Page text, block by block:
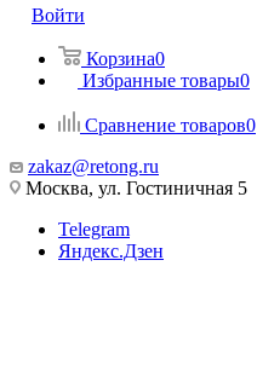
Войти
Корзина0
Избранные товары0
Сравнение товаров0
zakaz@retong.ru
Москва, ул. Гостиничная 5
Telegram
Яндекс.Дзен